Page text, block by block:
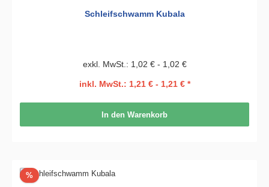
Schleifschwamm Kubala
exkl. MwSt.: 1,02 € - 1,02 €
inkl. MwSt.: 1,21 € - 1,21 € *
In den Warenkorb
%Rabatt